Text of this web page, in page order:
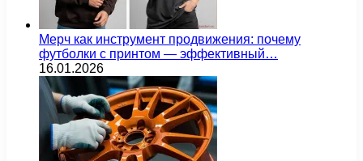
Мерч как инструмент продвижения: почему
футболки с принтом — эффективный…
16.01.2026